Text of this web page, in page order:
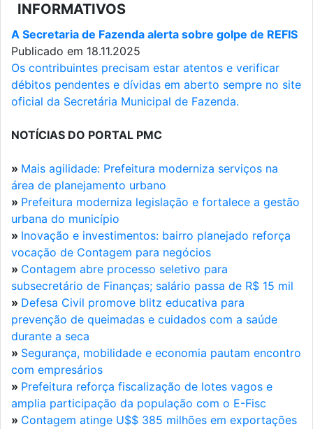
INFORMATIVOS
A Secretaria de Fazenda alerta sobre golpe de REFIS
Publicado em 18.11.2025
Os contribuintes precisam estar atentos e verificar
débitos pendentes e dívidas em aberto sempre no site
oficial da Secretária Municipal de Fazenda.
NOTÍCIAS DO PORTAL PMC
» Mais agilidade: Prefeitura moderniza serviços na
área de planejamento urbano
» Prefeitura moderniza legislação e fortalece a gestão
urbana do município
» Inovação e investimentos: bairro planejado reforça
vocação de Contagem para negócios
» Contagem abre processo seletivo para
subsecretário de Finanças; salário passa de R$ 15 mil
» Defesa Civil promove blitz educativa para
prevenção de queimadas e cuidados com a saúde
durante a seca
» Segurança, mobilidade e economia pautam encontro
com empresários
» Prefeitura reforça fiscalização de lotes vagos e
amplia participação da população com o E-Fisc
» Contagem atinge U$$ 385 milhões em exportações